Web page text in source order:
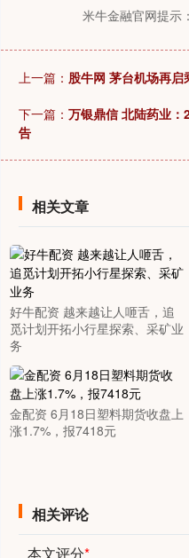
米牛金融官网提示
上一篇： 股牛网 茅台机场再
下一篇： 万银鼎信 北陆药业
告
相关文章
好牛配资 越来越让人咂舌，追
觅计划开拓小行星探索、采矿业
务
金配资 6月18日塑料期货收盘上
涨1.7%，报7418元
相关评论
本文评分*